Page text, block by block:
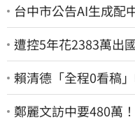
台中市公告AI生成配
遭控5年花2383萬出
賴清德「全程0看稿
諷：把8年總帳一次
鄭麗文訪中要480萬